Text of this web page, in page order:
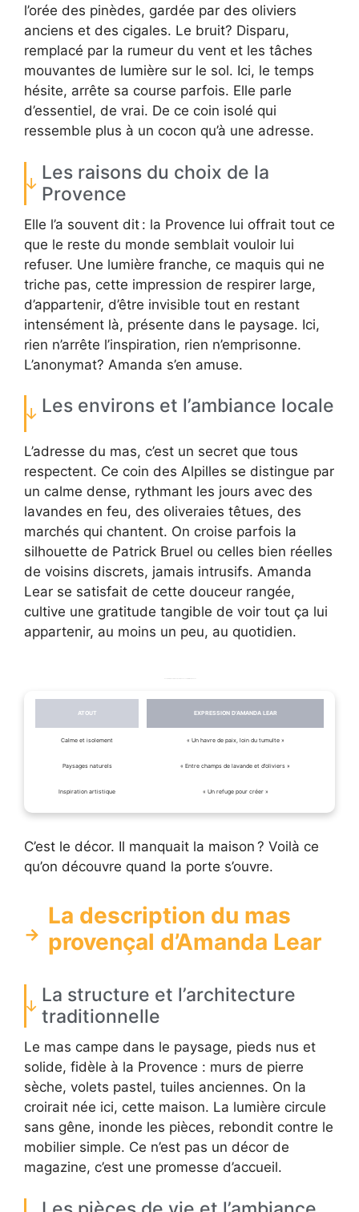
l’orée des pinèdes, gardée par des oliviers
anciens et des cigales. Le bruit? Disparu,
remplacé par la rumeur du vent et les tâches
mouvantes de lumière sur le sol. Ici, le temps
hésite, arrête sa course parfois. Elle parle
d’essentiel, de vrai. De ce coin isolé qui
ressemble plus à un cocon qu’à une adresse.
Les raisons du choix de la
Provence
Elle l’a souvent dit : la Provence lui offrait tout ce
que le reste du monde semblait vouloir lui
refuser. Une lumière franche, ce maquis qui ne
triche pas, cette impression de respirer large,
d’appartenir, d’être invisible tout en restant
intensément là, présente dans le paysage. Ici,
rien n’arrête l’inspiration, rien n’emprisonne.
L’anonymat? Amanda s’en amuse.
Les environs et l’ambiance locale
L’adresse du mas, c’est un secret que tous
respectent. Ce coin des Alpilles se distingue par
un calme dense, rythmant les jours avec des
lavandes en feu, des oliveraies têtues, des
marchés qui chantent. On croise parfois la
silhouette de Patrick Bruel ou celles bien réelles
de voisins discrets, jamais intrusifs. Amanda
Lear se satisfait de cette douceur rangée,
cultive une gratitude tangible de voir tout ça lui
appartenir, au moins un peu, au quotidien.
ATOUT EXPRESSION D’AMANDA LEAR
Calme et isolement « Un havre de paix, loin du tumulte »
Paysages naturels « Entre champs de lavande et d’oliviers »
Inspiration artistique « Un refuge pour créer »
C’est le décor. Il manquait la maison ? Voilà ce
qu’on découvre quand la porte s’ouvre.
La description du mas
provençal d’Amanda Lear
La structure et l’architecture
traditionnelle
Le mas campe dans le paysage, pieds nus et
solide, fidèle à la Provence : murs de pierre
sèche, volets pastel, tuiles anciennes. On la
croirait née ici, cette maison. La lumière circule
sans gêne, inonde les pièces, rebondit contre le
mobilier simple. Ce n’est pas un décor de
magazine, c’est une promesse d’accueil.